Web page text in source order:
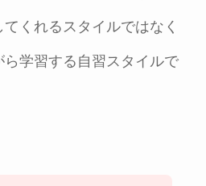
くれるスタイルではなく
学習する自習スタイルで